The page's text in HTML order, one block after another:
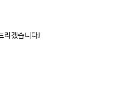
리겠습니다!